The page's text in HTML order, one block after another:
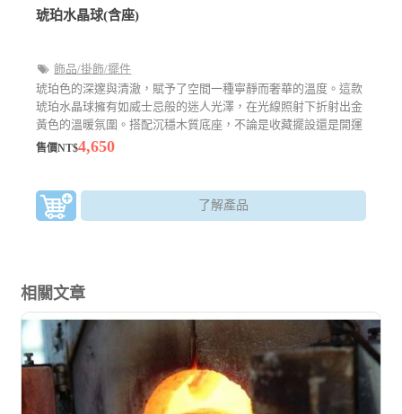
琥珀水晶球(含座)
飾品/掛飾/擺件
琥珀色的深邃與清澈，賦予了空間一種寧靜而奢華的溫度。這款
琥珀水晶球擁有如威士忌般的迷人光澤，在光線照射下折射出金
黃色的溫暖氛圍。搭配沉穩木質底座，不論是收藏擺設還是開運
點綴，皆能展現主人的不凡品味與雅致格調。
售價NT$4,650
了解產品
相關文章